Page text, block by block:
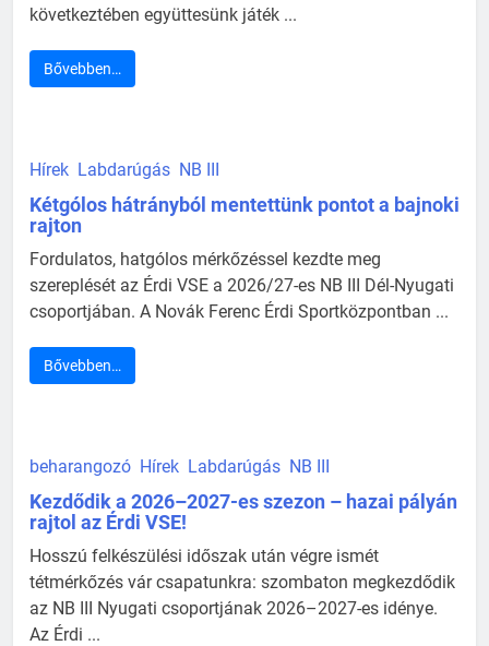
következtében együttesünk játék ...
Bővebben…
Hírek Labdarúgás NB III
Kétgólos hátrányból mentettünk pontot a bajnoki
rajton
Fordulatos, hatgólos mérkőzéssel kezdte meg
szereplését az Érdi VSE a 2026/27-es NB III Dél-Nyugati
csoportjában. A Novák Ferenc Érdi Sportközpontban ...
Bővebben…
beharangozó Hírek Labdarúgás NB III
Kezdődik a 2026–2027-es szezon – hazai pályán
rajtol az Érdi VSE!
Hosszú felkészülési időszak után végre ismét
tétmérkőzés vár csapatunkra: szombaton megkezdődik
az NB III Nyugati csoportjának 2026–2027-es idénye.
Az Érdi ...